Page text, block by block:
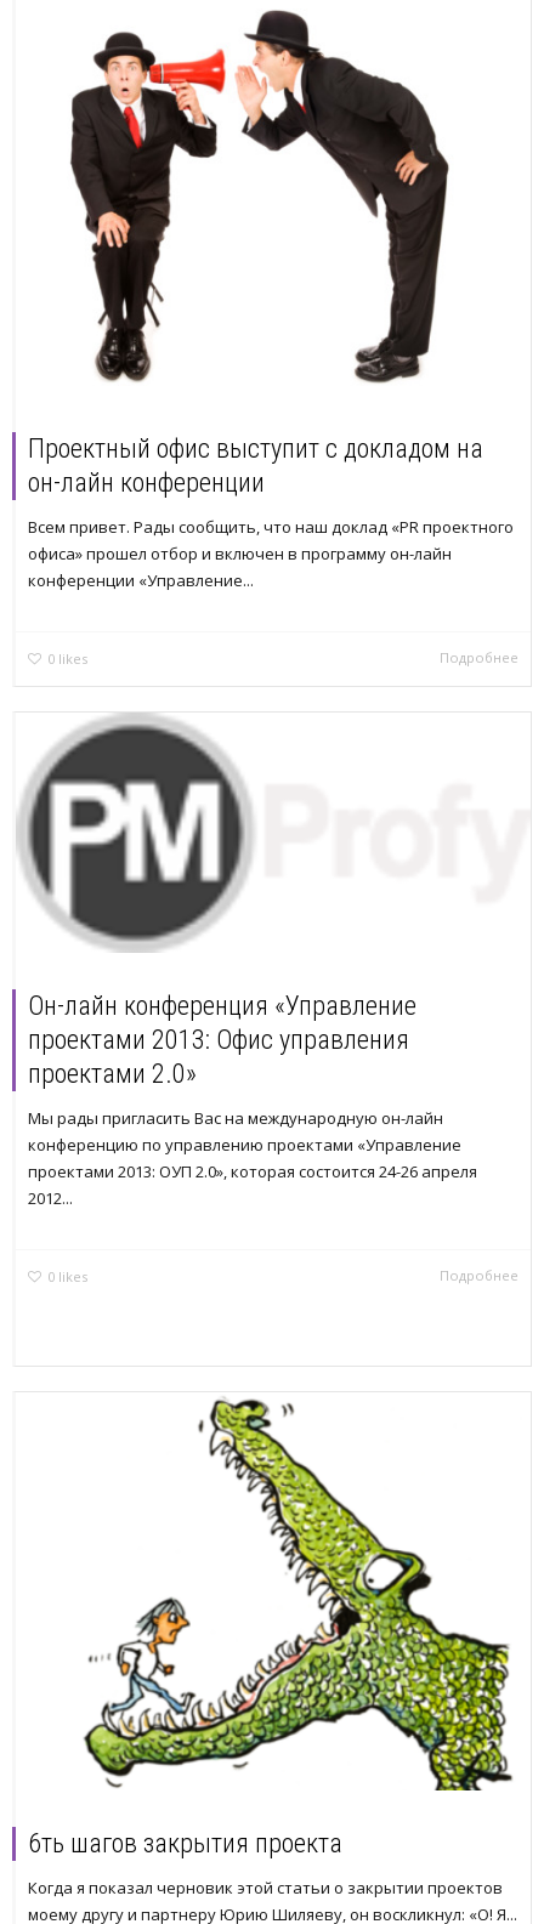
Проектный офис выступит с докладом на
он-лайн конференции
Всем привет. Рады сообщить, что наш доклад «PR проектного
офиса» прошел отбор и включен в программу он-лайн
конференции «Управление...
0 likes Подробнее
Он-лайн конференция «Управление
проектами 2013: Офис управления
проектами 2.0»
Мы рады пригласить Вас на международную он-лайн
конференцию по управлению проектами «Управление
проектами 2013: ОУП 2.0», которая состоится 24-26 апреля
2012...
0 likes Подробнее
6ть шагов закрытия проекта
Когда я показал черновик этой статьи о закрытии проектов
моему другу и партнеру Юрию Шиляеву, он воскликнул: «О! Я...